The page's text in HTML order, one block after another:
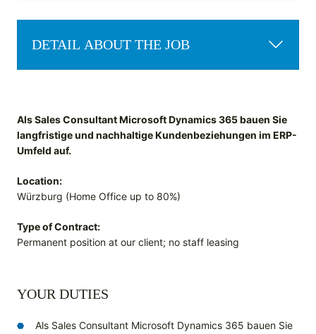
DETAIL ABOUT THE JOB
Als Sales Consultant Microsoft Dynamics 365 bauen Sie
langfristige und nachhaltige Kundenbeziehungen im ERP-
Umfeld auf.
Location:
Würzburg (Home Office up to 80%)
Type of Contract:
Permanent position at our client; no staff leasing
YOUR DUTIES
Als Sales Consultant Microsoft Dynamics 365 bauen Sie